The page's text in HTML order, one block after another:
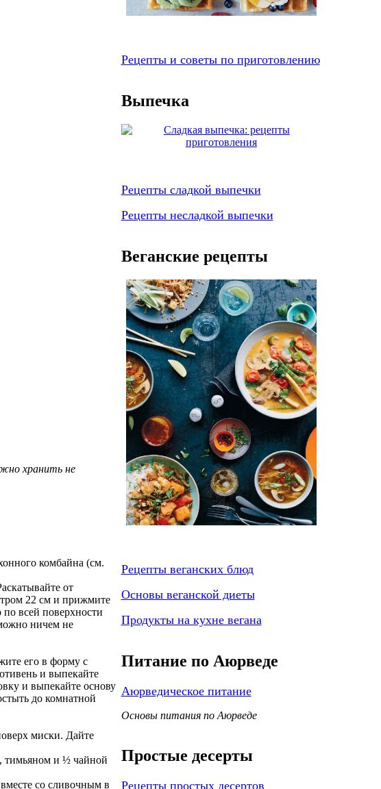
хранить не
комбайна (см.
от
22 см и прижмите
всей поверхности
ничем не
его в форму с
и выпекайте
и выпекайте основу
до комнатной
миски. Дайте
тимьяном и ½ чайной
со сливочным в
Рецепты и советы по приготовлению
Выпечка
Рецепты сладкой выпечки
Рецепты несладкой выпечки
Веганские рецепты
Рецепты веганских блюд
Основы веганской диеты
Продукты на кухне вегана
Питание по Аюрведе
Аюрведическое питание
Основы питания по Аюрведе
Простые десерты
Рецепты простых десертов